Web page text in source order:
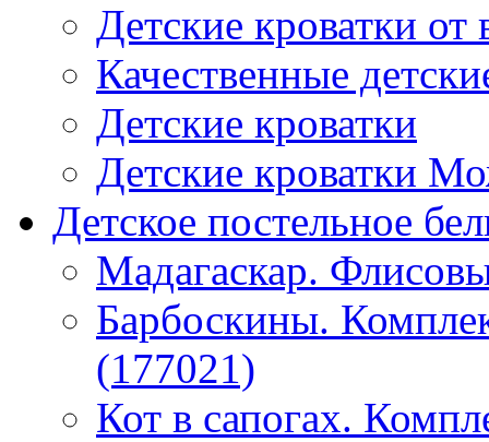
Детские кроватки
Качественные
Детские кроватки
Детские кроватки
Детское постельное
Мадагаскар.
Барбоскины.
(177021)
Кот в сапогах.